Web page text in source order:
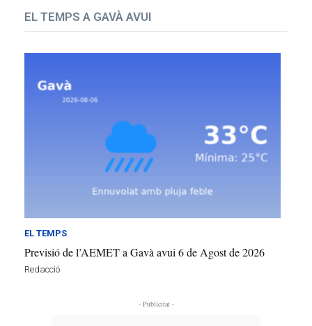
EL TEMPS A GAVÀ AVUI
EL TEMPS
Previsió de l’AEMET a Gavà avui 6 de Agost de 2026
Redacció
- Publicitat -